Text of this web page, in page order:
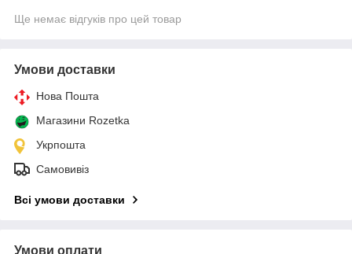
Ще немає відгуків про цей товар
Умови доставки
Нова Пошта
Магазини Rozetka
Укрпошта
Самовивіз
Всі умови доставки
Умови оплати